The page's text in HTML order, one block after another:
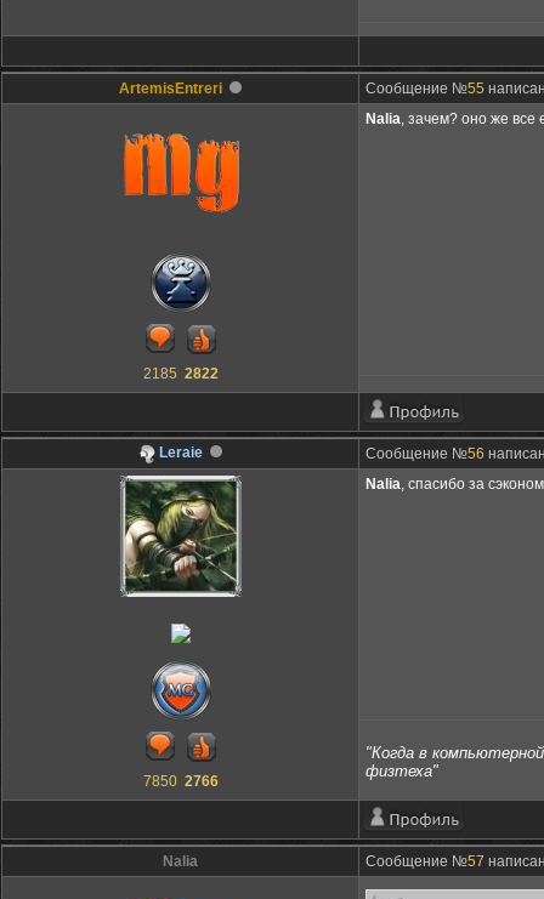
ArtemisEntreri Сообщение №55
2185 2822
Nalia, зачем? оно же все
Leraie Сообщение №56
7850 2766
Nalia, спасибо за
"Когда в
физтеха"
Nalia Сообщение №57